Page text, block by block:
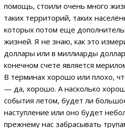
помощь, стоили очень много
таких территорий, таких
которых потом еще
жизней. Я не знаю, как это
доллары или в миллиарды
конечном счете является
В терминах хорошо или плохо,
— да, хорошо. А насколько
события летом, будет ли
наступление или оно будет
прежнему нас забрасывать